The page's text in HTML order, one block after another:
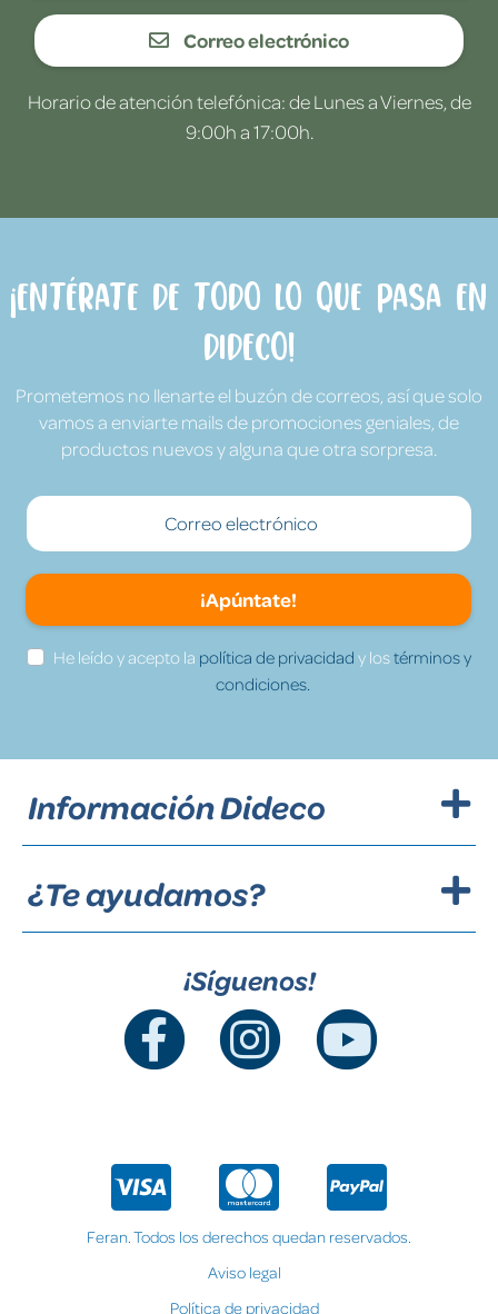
Correo electrónico
Horario de atención telefónica: de Lunes a Viernes, de
9:00h a 17:00h.
¡Entérate de todo lo que pasa en
Dideco!
Prometemos no llenarte el buzón de correos, así que solo
vamos a enviarte mails de promociones geniales, de
productos nuevos y alguna que otra sorpresa.
¡Apúntate!
He leído y acepto la política de privacidad y lostérminos y
condiciones.
Información Dideco
¿Te ayudamos?
¡Síguenos!
Feran. Todos los derechos quedan reservados.
Aviso legal
Política de privacidad